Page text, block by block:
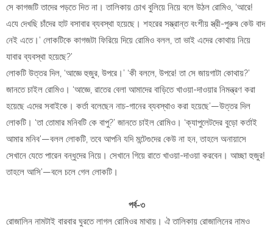
সে কাগজটি তাদের পড়তে দিত না। তালিকায় চোখ বুলিয়ে নিয়ে বলে উঠল রোমিও, ‘আরে!
এযে দেখছি চাঁদের হাট বসাবার ব্যবস্থা হয়েছে। শহরের সম্ভ্রান্ত বংশীয় স্ত্রী-পুরুষ কেউ বাদ
নেই এতে।’ লোকটিকে কাগজটা ফিরিয়ে দিয়ে রোমিও বলল, তা ভাই এদের কোথায় নিয়ে
যাবার ব্যবস্থা হয়েছে?’
লোকটি উত্তর দিল, ‘আজ্ঞে হুজুর, উপরে।’ ‘কী বললে, উপরে! তা সে জায়গাটা কোথায়?’
জানতে চাইল রোমিও। ‘আজ্ঞে, রাতের বেলা আমাদের বাড়িতে খাওয়া-দাওয়ার নিমন্ত্রণ করা
হয়েছে এদের সবাইকে। কর্তা বলেছেন নাচ-গানের ব্যবস্থাও করা হয়েছে’—উত্তর দিল
লোকটি। ‘তা তোমার মনিবটি কে বাপু?’ জানতে চাইল রোমিও। ‘ক্যাপুলেটদের বুড়ো কর্তাই
আমার মনিব’—বলল লোকটি, তবে আপনি যদি মন্টেগুদের কেউ না হন, তাহলে অনায়াসে
সেখানে যেতে পারেন বন্ধুদের নিয়ে। সেখানে গিয়ে রাতে খাওয়া-দাওয়া করবেন। আচ্ছা হুজুর!
তাহলে আসি’—বলে চলে গেল লোকটি।
পর্ব-৩
রোজালিন নামটাই বারবার ঘুরতে লাগল রোমিওর মাথায়। ঐ তালিকায় রোজালিনের নামও